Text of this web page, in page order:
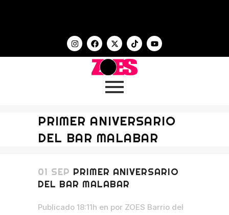
PRIMER ANIVERSARIO
DEL BAR MALABAR
01 SEP PRIMER ANIVERSARIO
DEL BAR MALABAR
Publicado 18:11h en por ZOES Barrio del